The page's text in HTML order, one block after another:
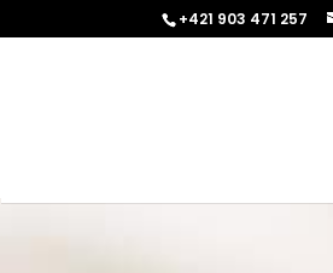
+421 903 471 257